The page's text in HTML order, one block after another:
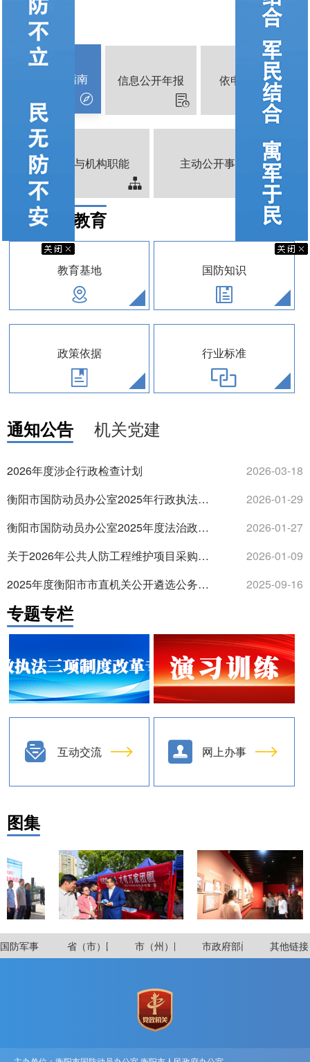
信息公开
信息公开指南 信息公开年报 依申请公开
领导信息与机构职能 主动公开事项目录
国动宣传教育
教育基地 国防知识
政策依据 行业标准
通知公告 机关党建
2026年度涉企行政检查计划
2026-03-18
衡阳市国防动员办公室2025年行政执法统计年报
2026-01-29
衡阳市国防动员办公室2025年度法治政府建设情况报告
2026-01-27
关于2026年公共人防工程维护项目采购公示
2026-01-09
2025年度衡阳市市直机关公开遴选公务员资格复审公告
2025-09-16
专题专栏
互动交流 网上办事
图集